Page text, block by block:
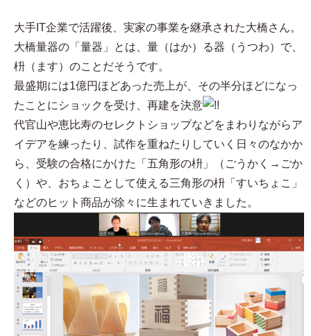
大手IT企業で活躍後、実家の事業を継承された大橋さん。
大橋量器の「量器」とは、量（はか）る器（うつわ）で、
枡（ます）のことだそうです。
最盛期には1億円ほどあった売上が、その半分ほどになっ
たことにショックを受け、再建を決意
代官山や恵比寿のセレクトショップなどをまわりながらア
イデアを練ったり、試作を重ねたりしていく日々のなかか
ら、受験の合格にかけた「五角形の枡」（ごうかく→ごか
く）や、おちょことして使える三角形の枡「すいちょこ」
などのヒット商品が徐々に生まれていきました。